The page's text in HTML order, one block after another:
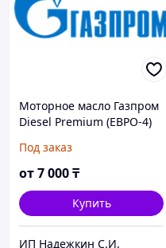
Моторное масло Газпром
Diesel Premium (ЕВРО-4)
Под заказ
от7 000₸
Купить
ИП Надежкин С.И.